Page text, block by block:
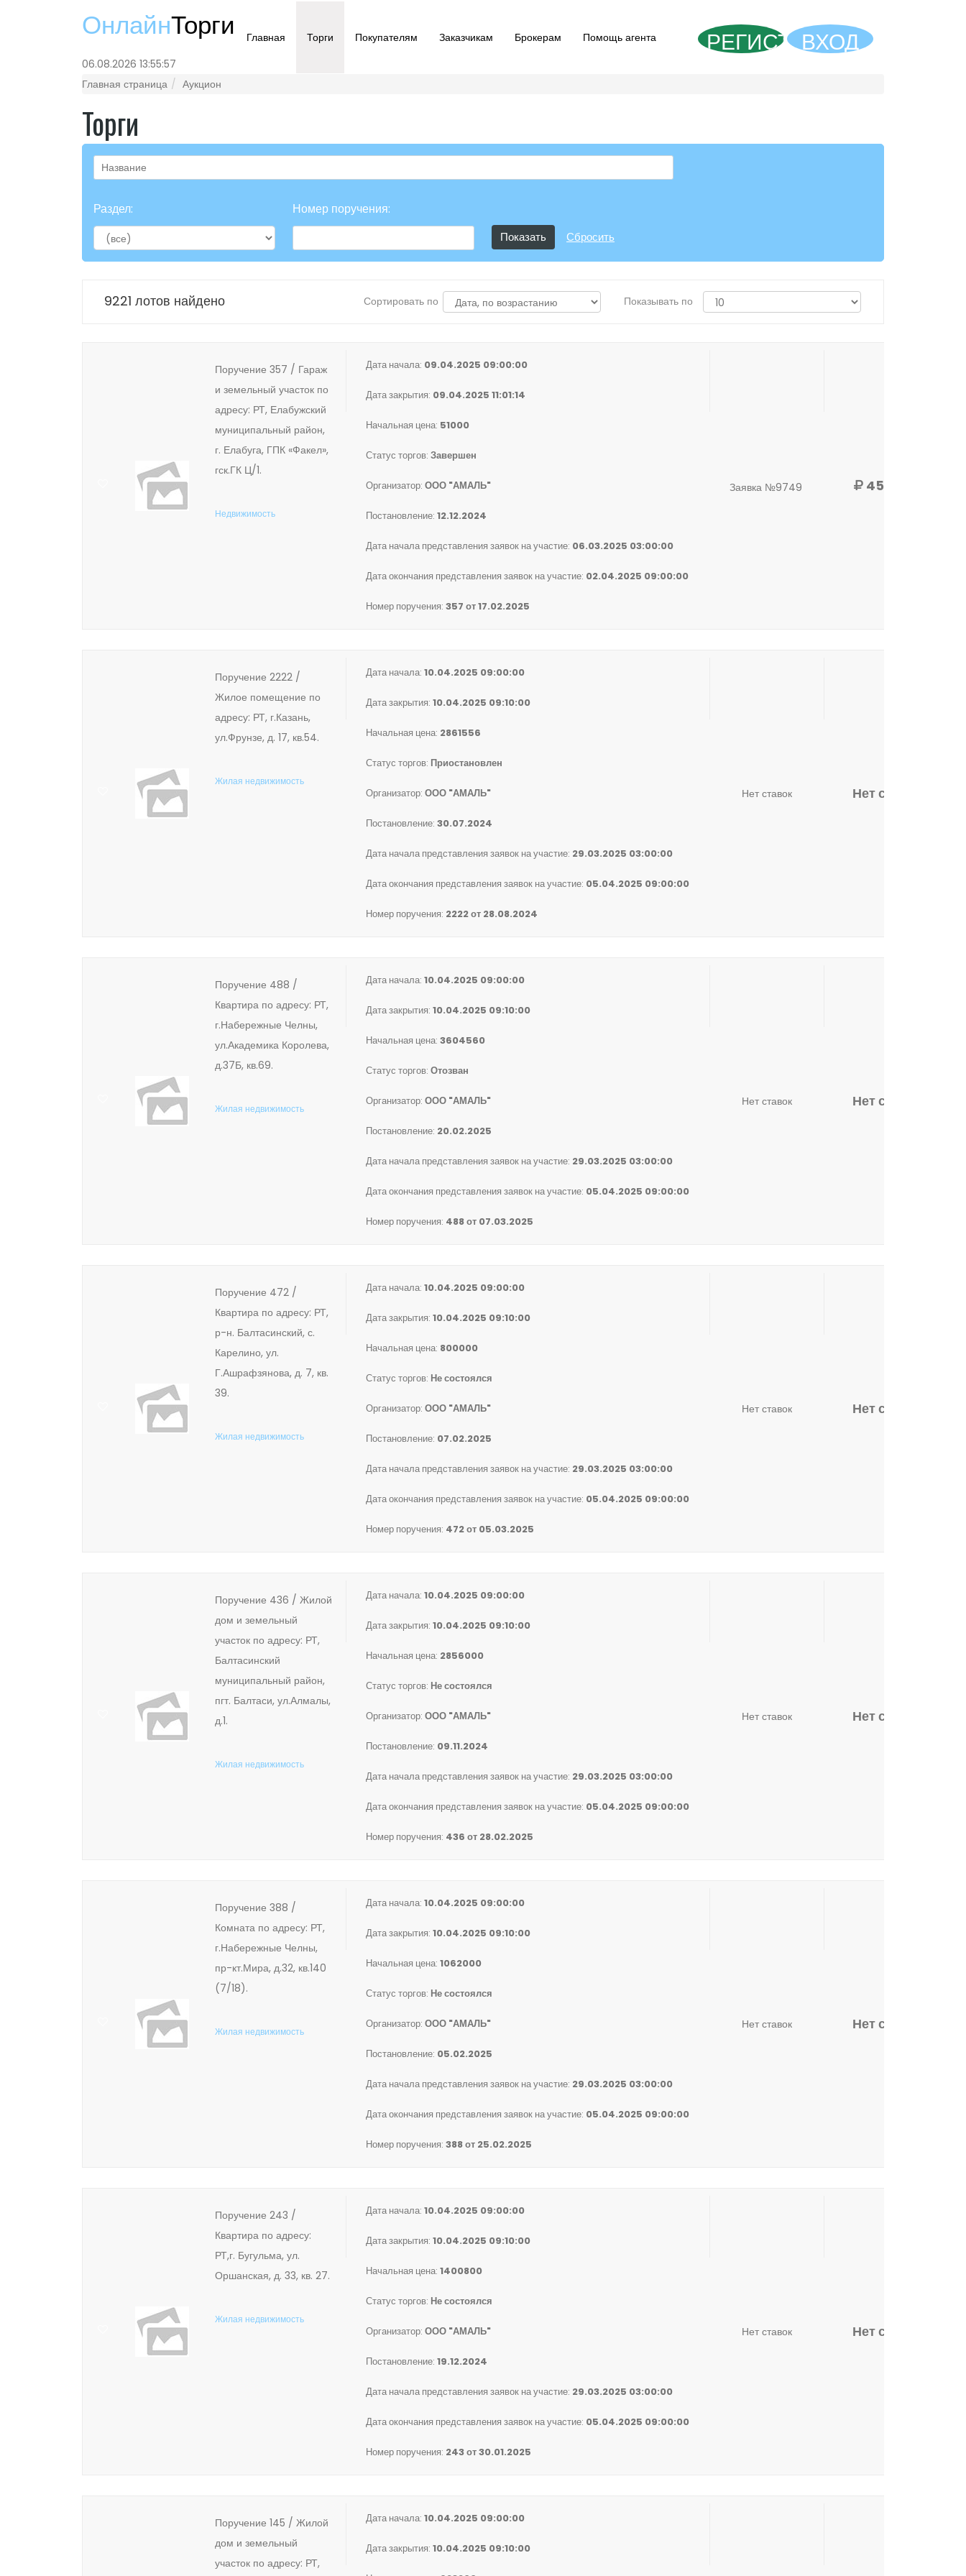
ОнлайнТорги
06.08.2026 13:55:57
Главная Торги Покупателям Заказчикам Брокерам Помощь агента РЕГИСТРАЦИЯ
ВХОД
Главная страница Аукцион
Торги
Раздел: Номер поручения:
Сбросить
9221 лотов найдено Сортировать по Показывать по
Поручение 357 / Гараж
и земельный участок по
адресу: РТ, Елабужский
муниципальный район,
г. Елабуга, ГПК «Факел»,
гск.ГК Ц/1.
Недвижимость
Дата начала: 09.04.2025 09:00:00
Дата закрытия: 09.04.2025 11:01:14
Начальная цена: 51000
Статус торгов: Завершен
Организатор: ООО "АМАЛЬ"
Постановление: 12.12.2024
Дата начала представления заявок на участие: 06.03.2025 03:00:00
Дата окончания представления заявок на участие: 02.04.2025 09:00:00
Номер поручения: 357 от 17.02.2025
Заявка №9749 456 000
Поручение 2222 /
Жилое помещение по
адресу: РТ, г.Казань,
ул.Фрунзе, д. 17, кв.54.
Жилая недвижимость
Дата начала: 10.04.2025 09:00:00
Дата закрытия: 10.04.2025 09:10:00
Начальная цена: 2861556
Статус торгов: Приостановлен
Организатор: ООО "АМАЛЬ"
Постановление: 30.07.2024
Дата начала представления заявок на участие: 29.03.2025 03:00:00
Дата окончания представления заявок на участие: 05.04.2025 09:00:00
Номер поручения: 2222 от 28.08.2024
Нет ставок Нет ставок
Поручение 488 /
Квартира по адресу: РТ,
г.Набережные Челны,
ул.Академика Королева,
д.37Б, кв.69.
Жилая недвижимость
Дата начала: 10.04.2025 09:00:00
Дата закрытия: 10.04.2025 09:10:00
Начальная цена: 3604560
Статус торгов: Отозван
Организатор: ООО "АМАЛЬ"
Постановление: 20.02.2025
Дата начала представления заявок на участие: 29.03.2025 03:00:00
Дата окончания представления заявок на участие: 05.04.2025 09:00:00
Номер поручения: 488 от 07.03.2025
Нет ставок Нет ставок
Поручение 472 /
Квартира по адресу: РТ,
р-н. Балтасинский, с.
Карелино, ул.
Г.Ашрафзянова, д. 7, кв.
39.
Жилая недвижимость
Дата начала: 10.04.2025 09:00:00
Дата закрытия: 10.04.2025 09:10:00
Начальная цена: 800000
Статус торгов: Не состоялся
Организатор: ООО "АМАЛЬ"
Постановление: 07.02.2025
Дата начала представления заявок на участие: 29.03.2025 03:00:00
Дата окончания представления заявок на участие: 05.04.2025 09:00:00
Номер поручения: 472 от 05.03.2025
Нет ставок Нет ставок
Поручение 436 / Жилой
дом и земельный
участок по адресу: РТ,
Балтасинский
муниципальный район,
пгт. Балтаси, ул.Алмалы,
д.1.
Жилая недвижимость
Дата начала: 10.04.2025 09:00:00
Дата закрытия: 10.04.2025 09:10:00
Начальная цена: 2856000
Статус торгов: Не состоялся
Организатор: ООО "АМАЛЬ"
Постановление: 09.11.2024
Дата начала представления заявок на участие: 29.03.2025 03:00:00
Дата окончания представления заявок на участие: 05.04.2025 09:00:00
Номер поручения: 436 от 28.02.2025
Нет ставок Нет ставок
Поручение 388 /
Комната по адресу: РТ,
г.Набережные Челны,
пр-кт.Мира, д.32, кв.140
(7/18).
Жилая недвижимость
Дата начала: 10.04.2025 09:00:00
Дата закрытия: 10.04.2025 09:10:00
Начальная цена: 1062000
Статус торгов: Не состоялся
Организатор: ООО "АМАЛЬ"
Постановление: 05.02.2025
Дата начала представления заявок на участие: 29.03.2025 03:00:00
Дата окончания представления заявок на участие: 05.04.2025 09:00:00
Номер поручения: 388 от 25.02.2025
Нет ставок Нет ставок
Поручение 243 /
Квартира по адресу:
РТ,г. Бугульма, ул.
Оршанская, д. 33, кв. 27.
Жилая недвижимость
Дата начала: 10.04.2025 09:00:00
Дата закрытия: 10.04.2025 09:10:00
Начальная цена: 1400800
Статус торгов: Не состоялся
Организатор: ООО "АМАЛЬ"
Постановление: 19.12.2024
Дата начала представления заявок на участие: 29.03.2025 03:00:00
Дата окончания представления заявок на участие: 05.04.2025 09:00:00
Номер поручения: 243 от 30.01.2025
Нет ставок Нет ставок
Поручение 145 / Жилой
дом и земельный
участок по адресу: РТ,
Дата начала: 10.04.2025 09:00:00
Дата закрытия: 10.04.2025 09:10:00